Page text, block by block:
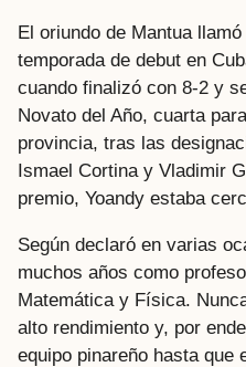
El oriundo de Mantua
temporada de debut en
cuando finalizó con 8-2 y
Novato del Año, cuarta
provincia, tras las
Ismael Cortina y Vladimir
premio, Yoandy estaba
Según declaró en varias
muchos años como
Matemática y Física.
alto rendimiento y, por
equipo pinareño hasta que